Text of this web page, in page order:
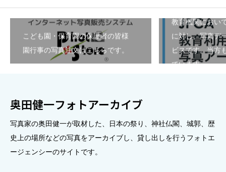
こども園・保育園の保護者の皆様
園行事の写真注文はこちらです。
教育機関におい
に対し、写真デ
ビスです。当方
ています。
奥田健一フォトアーカイブ
写真家の奥田健一が取材した、日本の祭り、神社仏閣、城郭、歴
史上の場所などの写真をアーカイブし、貸し出しを行うフォトエ
ージェンシーのサイトです。